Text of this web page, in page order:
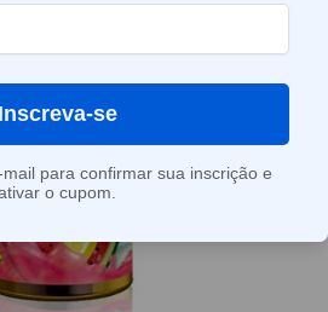
Inscreva-se
para confirmar sua inscrição e
o cupom.